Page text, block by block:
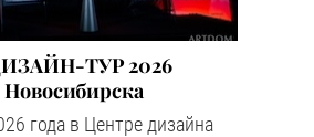
ТУР 2026
Новосибирска
года в Центре дизайна